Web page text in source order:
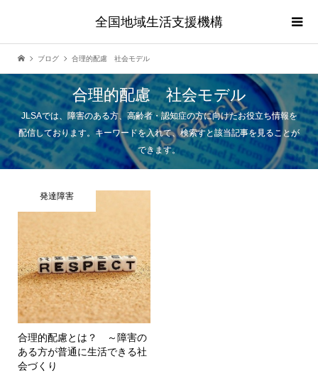
全国地域生活支援機構
ブログ 合理的配慮 社会モデル
合理的配慮 社会モデル
JLSAでは、障害のある方、高齢者・認知症の方に向けたお役立ち情報を
配信しております。キーワードを入れて、検索すと該当記事を見ることが
できます。
発達障害
合理的配慮とは？ ～障害の
ある方が普通に生活できる社
会づくり